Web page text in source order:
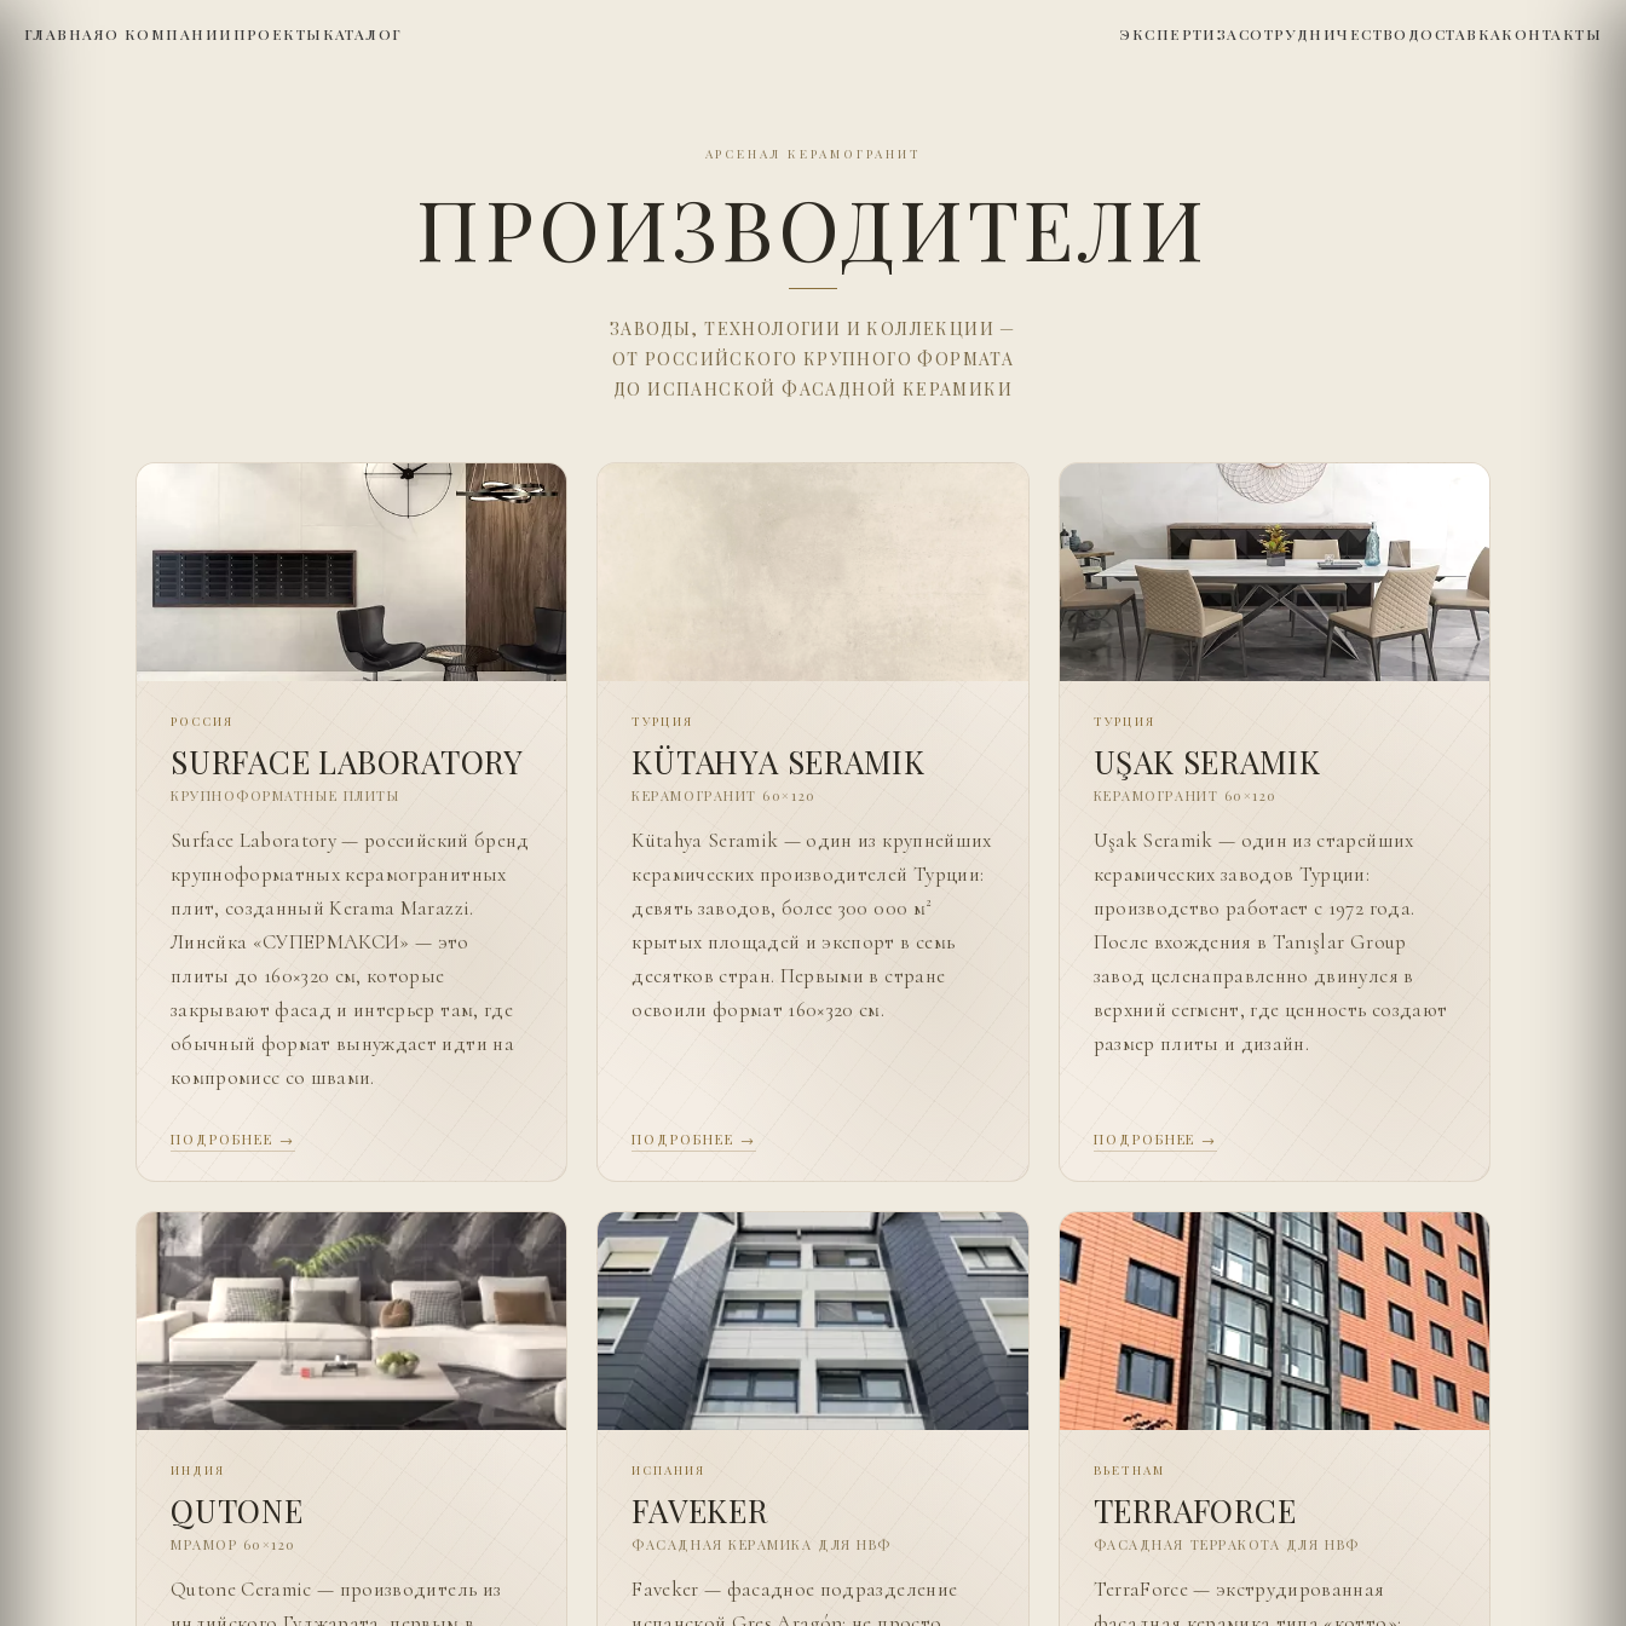
АРСЕНАЛ КЕРАМОГРАНИТ
ПРОИЗВОДИТЕЛИ
ЗАВОДЫ, ТЕХНОЛОГИИ И КОЛЛЕКЦИИ —
ОТ РОССИЙСКОГО КРУПНОГО ФОРМАТА
ДО ИСПАНСКОЙ ФАСАДНОЙ КЕРАМИКИ
РОССИЯ
SURFACE LABORATORY
КРУПНОФОРМАТНЫЕ ПЛИТЫ
Surface Laboratory — российский бренд
крупноформатных керамогранитных
плит, созданный Kerama Marazzi.
Линейка «СУПЕРМАКСИ» — это
плиты до 160×320 см, которые
закрывают фасад и интерьер там, где
обычный формат вынуждает идти на
компромисс со швами.
ПОДРОБНЕЕ →
ТУРЦИЯ
KÜTAHYA SERAMIK
КЕРАМОГРАНИТ 60×120
Kütahya Seramik — один из крупнейших
керамических производителей Турции:
девять заводов, более 300 000 м²
крытых площадей и экспорт в семь
десятков стран. Первыми в стране
освоили формат 160×320 см.
ПОДРОБНЕЕ →
ТУРЦИЯ
UŞAK SERAMIK
КЕРАМОГРАНИТ 60×120
Uşak Seramik — один из старейших
керамических заводов Турции:
производство работает с 1972 года.
После вхождения в Tanışlar Group
завод целенаправленно двинулся в
верхний сегмент, где ценность создают
размер плиты и дизайн.
ПОДРОБНЕЕ →
ИНДИЯ
QUTONE
МРАМОР 60×120
Qutone Ceramic — производитель из
ИСПАНИЯ
FAVEKER
ФАСАДНАЯ КЕРАМИКА ДЛЯ НВФ
Faveker — фасадное подразделение
ВЬЕТНАМ
TERRAFORCE
ФАСАДНАЯ ТЕРРАКОТА ДЛЯ НВФ
TerraForce — экструдированная
ГЛАВНАЯО КОМПАНИИ ПРОЕКТЫ КАТАЛОГ ЭКСПЕРТИЗАСОТРУДНИЧЕСТВО ДОСТАВКАКОНТАКТЫ